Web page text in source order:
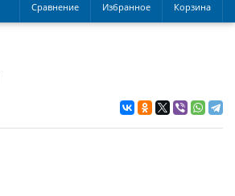
Сравнение Избранное Корзина